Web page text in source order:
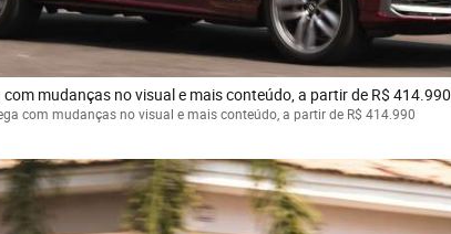
mudanças no visual e mais conteúdo, a partir de R$ 414.990
com mudanças no visual e mais conteúdo, a partir de R$ 414.990